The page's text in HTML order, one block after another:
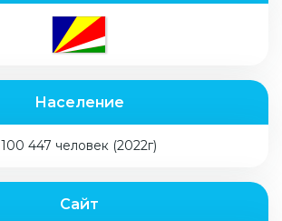
Население
100 447 человек (2022г)
Сайт